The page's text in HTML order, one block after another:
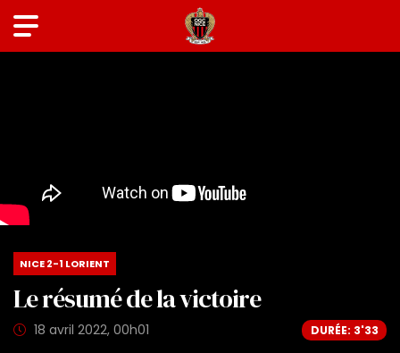
NICE 2-1 LORIENT
Le résumé de la victoire
18 avril 2022, 00h01 DURÉE: 3'33